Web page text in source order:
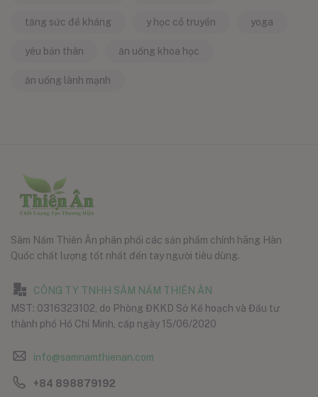
tăng sức đề kháng y học cổ truyền yoga
yêu bản thân ăn uống khoa học
ăn uống lành mạnh
Sâm Nấm Thiên Ân phân phối các sản phẩm chính hãng Hàn
Quốc chất lượng tốt nhất đến tay người tiêu dùng.
CÔNG TY TNHH SÂM NẤM THIÊN ÂN
MST: 0316323102, do Phòng ĐKKD Sở Kế hoạch và Đầu tư
thành phố Hồ Chí Minh, cấp ngày 15/06/2020
info@samnamthienan.com
+84 898879192